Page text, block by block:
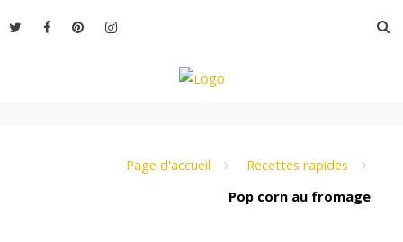
au
Page d'accueil
Recettes rapides
Pop corn au fromage